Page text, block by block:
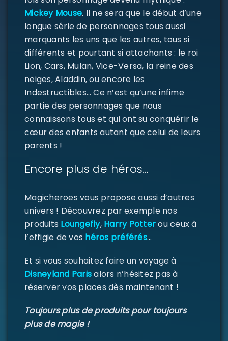
CONNECTER
ou e-mail*
Se souvenir de moi
SE CONNECTER
DE PASSE PERDU ?
Mickey Mouse. Il ne sera que le début d’une
longue série de personnages tous aussi
marquants les uns que les autres, tous si
différents et pourtant si attachants : le roi
Lion, Cars, Mulan, Vice-Versa, la reine des
neiges, Aladdin, ou encore les
Indestructibles… Ce n’est qu’une infime
partie des personnages que nous
connaissons tous et qui ont su conquérir le
cœur des enfants autant que celui de leurs
parents !
Encore plus de héros…
Magicheroes vous propose aussi d’autres
univers ! Découvrez par exemple nos
produits Loungefly,Harry Potterou ceux à
l’effigie de vos héros préférés…
Et si vous souhaitez faire un voyage à
Disneyland Parisalors n’hésitez pas à
réserver vos places dès maintenant !
Toujours plus de produits pour toujours
plus de magie !